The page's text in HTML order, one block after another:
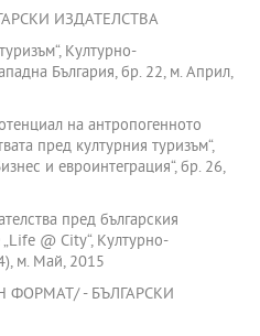
ИЗДАТЕЛСТВА
Културно-
България, бр. 22, м. Април,
на антропогенното
пред културния туризъм“,
и евроинтеграция“, бр. 26,
пред българския
@ City“, Културно-
м. Май, 2015
- БЪЛГАРСКИ